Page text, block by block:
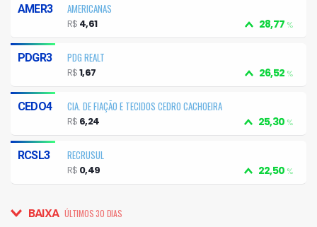
AMER3
AMERICANAS
28,77 %
R$ 4,61
PDGR3
PDG REALT
26,52 %
R$1,67
CEDO4
CIA. DE FIAÇÃO E TECIDOS CEDRO CACHOEIRA
25,30 %
R$ 6,24
RCSL3
RECRUSUL
22,50 %
R$ 0,49
BAIXA ÚLTIMOS 30 DIAS